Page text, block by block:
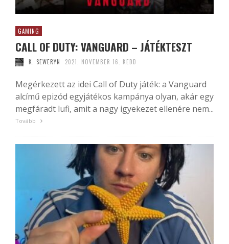
GAMING
CALL OF DUTY: VANGUARD – JÁTÉKTESZT
K. SEWERYN 2021. NOVEMBER 16. KEDD
Megérkezett az idei Call of Duty játék: a Vanguard
alcímű epizód egyjátékos kampánya olyan, akár egy
megfáradt lufi, amit a nagy igyekezet ellenére nem...
Tovább